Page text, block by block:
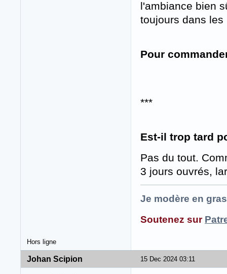
l'ambiance bien
toujours dans les
Pour
***
Est-il trop tard
Pas du tout.
3 jours ouvrés,
Je modère en
Soutenez sur
Hors ligne
15 Dec 2024 03:11
Johan Scipion